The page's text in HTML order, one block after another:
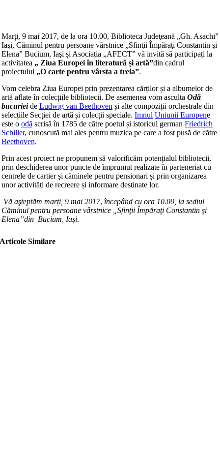
Marți, 9 mai 2017, de la ora 10.00, Biblioteca Judeţeană „Gh. Asachi”
Iaşi, Căminul pentru persoane vârstnice „Sfinţii Împăraţi Constantin şi
Elena” Bucium, Iaşi și Asociația „AFECT” vă invită să participați la
activitatea „ Ziua Europei în literatură și artă”din cadrul
proiectului „O carte pentru vârsta a treia”.
Vom celebra Ziua Europei prin prezentarea cărților și a albumelor de
artă aflate în colecțiile bibliotecii. De asemenea vom asculta Odă
bucurieide Ludwig van Beethoven și alte compoziții orchestrale din
selecțiile Secției de artă și colecții speciale. Imnul Uniunii Europene
este o odă scrisă în 1785 de către poetul și istoricul german Friedrich
Schiller, cunoscută mai ales pentru muzica pe care a fost pusă de către
Beethoven.
Prin acest proiect ne propunem să valorificăm potențialul bibliotecii,
prin deschiderea unor puncte de împrumut realizate în parteneriat cu
centrele de cartier și căminele pentru pensionari și prin organizarea
unor activități de recreere și informare destinate lor.
Vă aşteptăm marți, 9 mai 2017, începând cu ora 10.00, la sediul
Căminul pentru persoane vârstnice „Sfinţii Împăraţi Constantin şi
Elena”din Bucium, Iaşi.
Articole Similare